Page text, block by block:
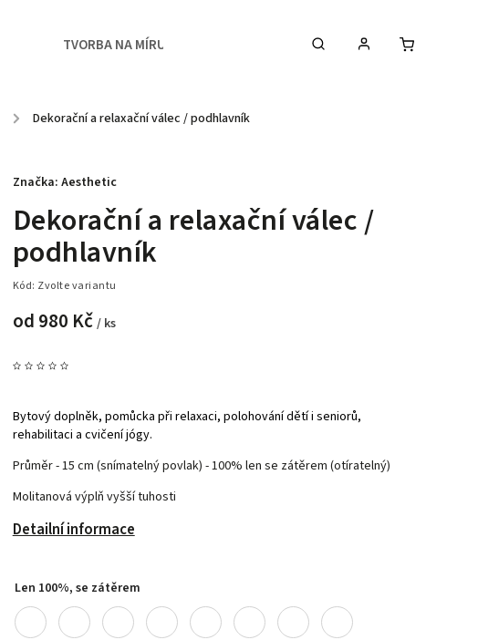
TVORBA NA MÍRU KONTAKTY & STUDIO
/ Dekorační a relaxační válec / podhlavník
Dekorační a relaxační válec /
podhlavník
Kód: Zvolte variantu
od 980 Kč / ks
Bytový doplněk, pomůcka při relaxaci, polohování dětí i seniorů,
rehabilitaci a cvičení jógy.
Průměr - 15 cm (snímatelný povlak) - 100% len se zátěrem (otíratelný)
Molitanová výplň vyšší tuhosti
Detailní informace
Značka: Aesthetic
Len 100%, se zátěrem